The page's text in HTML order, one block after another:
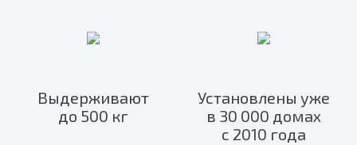
Выдерживают
до 500 кг
Установлены уже
в 30 000 домах
с 2010 года